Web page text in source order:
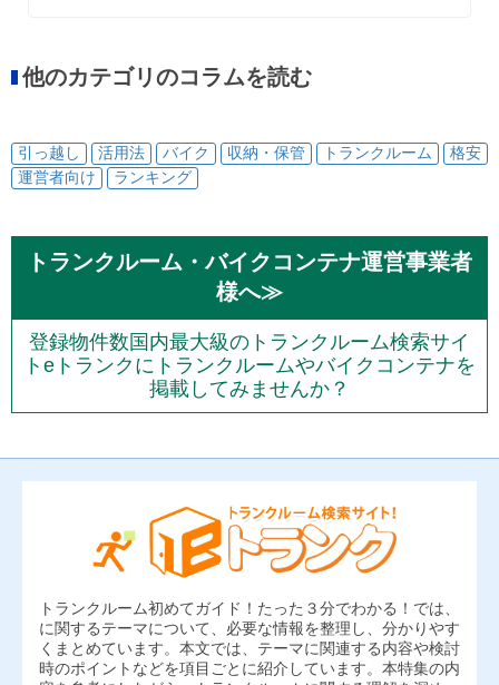
他のカテゴリのコラムを読む
引っ越し 活用法 バイク 収納・保管 トランクルーム
格安
運営者向け
ランキング
トランクルーム・バイクコンテナ運営事業者
様へ≫
登録物件数国内最大級のトランクルーム検索サイ
トeトランクにトランクルームやバイクコンテナを
掲載してみませんか？
トランクルーム初めてガイド！たった３分でわかる！では、
に関するテーマについて、必要な情報を整理し、分かりやす
くまとめています。本文では、テーマに関連する内容や検討
時のポイントなどを項目ごとに紹介しています。本特集の内